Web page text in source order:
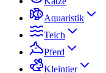
Aquaristik
Teich
Pferd
Kleintier